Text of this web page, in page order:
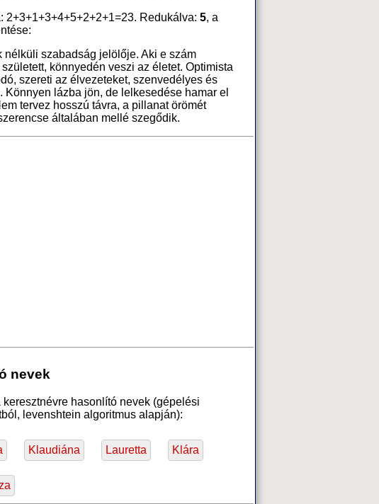
2+3+1+3+4+5+2+2+1=23. Redukálva: 5, a
nélküli szabadság jelölője. Aki e szám
könnyedén veszi az életet. Optimista
szereti az élvezeteket, szenvedélyes és
Könnyen lázba jön, de lelkesedése hamar el
tervez hosszú távra, a pillanat örömét
általában mellé szegődik.
nevek
keresztnévre hasonlító nevek (gépelési
levenshtein algoritmus alapján):
Klaudiána Lauretta Klára